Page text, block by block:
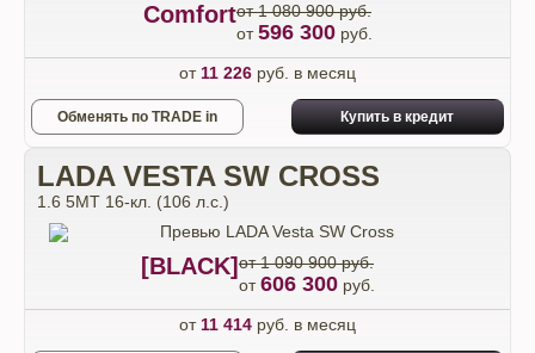
Comfortот 1 080 900 руб.
от596 300 руб.
от 11 226 руб. в месяц
Обменять по TRADE in Купить в кредит
LADA VESTA SW CROSS
1.6 5MT 16-кл. (106 л.с.)
[BLACK] от 1 090 900 руб.
от606 300 руб.
от 11 414 руб. в месяц